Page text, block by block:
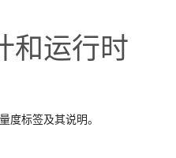
和运行时
度标签及其说明。